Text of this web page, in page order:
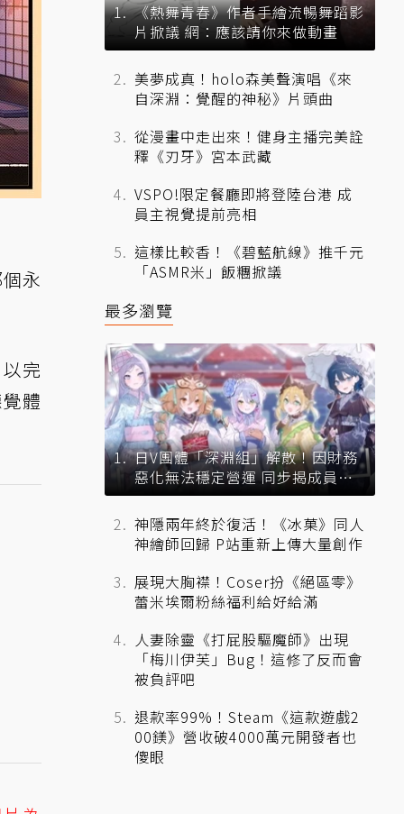
永
完
體
《熱舞青春》作者手繪流暢舞蹈影
片掀議 網：應該請你來做動畫
美夢成真！holo森美聲演唱《來
自深淵：覺醒的神秘》片頭曲
從漫畫中走出來！健身主播完美詮
釋《刃牙》宮本武藏
VSPO!限定餐廳即將登陸台港 成
員主視覺提前亮相
這樣比較香！《碧藍航線》推千元
「ASMR米」飯糰掀議
最多瀏覽
日V團體「深淵組」解散！因財務
惡化無法穩定營運 同步揭成員未
來去向
神隱兩年終於復活！《冰菓》同人
神繪師回歸 P站重新上傳大量創作
展現大胸襟！Coser扮《絕區零》
蕾米埃爾粉絲福利給好給滿
人妻除靈《打屁股驅魔師》出現
「梅川伊芙」Bug！這修了反而會
被負評吧
退款率99%！Steam《這款遊戲2
00鎂》營收破4000萬元開發者也
傻眼